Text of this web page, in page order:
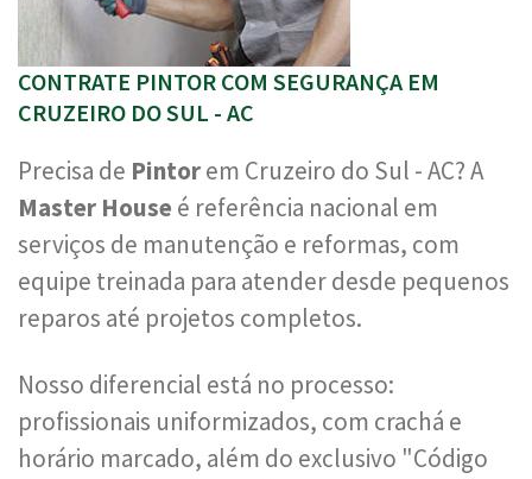
CONTRATE PINTOR COM SEGURANÇA EM
CRUZEIRO DO SUL - AC
Precisa de Pintorem Cruzeiro do Sul - AC? A
Master House é referência nacional em
serviços de manutenção e reformas, com
equipe treinada para atender desde pequenos
reparos até projetos completos.
Nosso diferencial está no processo:
profissionais uniformizados, com crachá e
horário marcado, além do exclusivo "Código